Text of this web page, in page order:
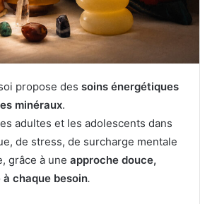
propose des soins énergétiques
minéraux.
adultes et les adolescents dans
de stress, de surcharge mentale
grâce à une approche douce,
chaque besoin.